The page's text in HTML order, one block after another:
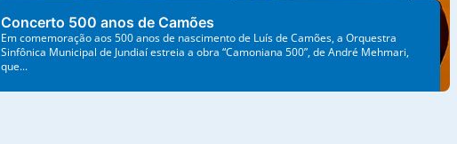
Concerto 500 anos de Camões
Em comemoração aos 500 anos de nascimento de Luís de Camões, a Orquestra
Sinfônica Municipal de Jundiaí estreia a obra “Camoniana 500”, de André Mehmari,
que...